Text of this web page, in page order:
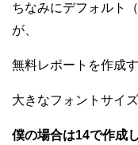
ちなみにデフォルト
が、
無料レポートを作成
大きなフォントサイ
僕の場合は14で作成